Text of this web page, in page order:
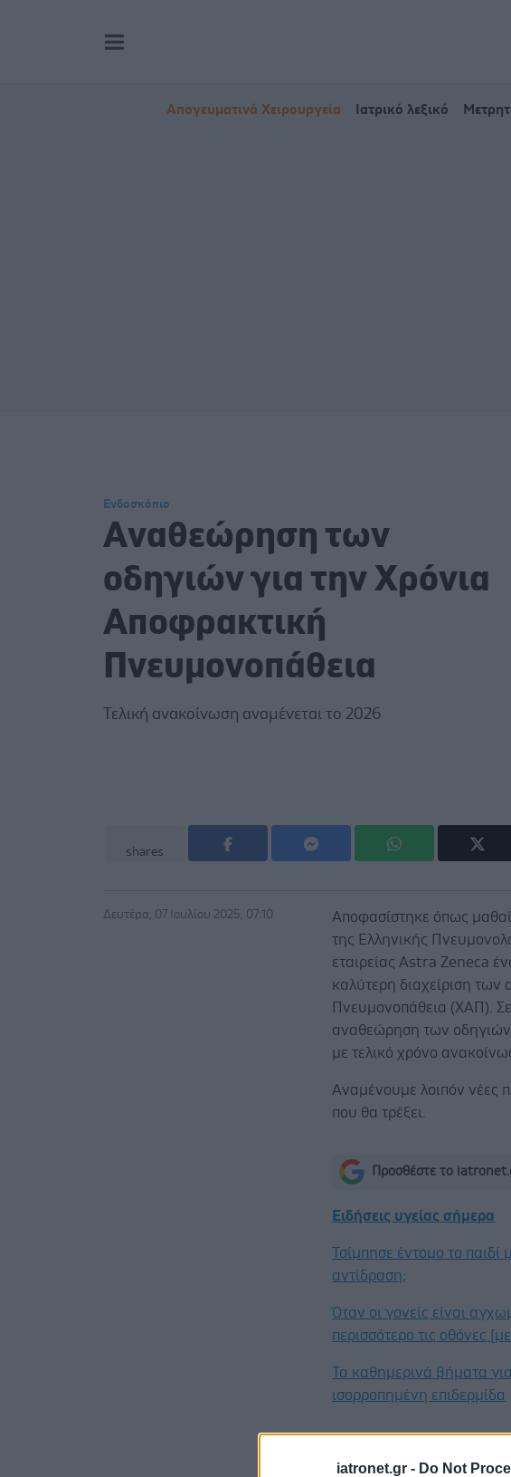
iatronet.gr - Do Not
Απογευματινά Χειρουργεία Ιατρικό λεξικό
Ενδοσκόπιο
Aναθεώρηση των
οδηγιών για την Χρόνια
Αποφρακτική
Πνευμονοπάθεια
Τελική ανακοίνωση αναμένεται το 2026
shares
Δευτέρα, 07 Ιουλίου 2025, 07:10
Αποφασίστηκε όπως
της Ελληνικής
εταιρείας Astra Zeneca
καλύτερη διαχείριση
Πνευμονοπάθεια (ΧΑΠ).
αναθεώρηση των
με τελικό χρόνο
Αναμένουμε λοιπόν νέες
που θα τρέξει.
Προσθέστε το
Ειδήσεις υγείας σήμερα
Τσίμπησε έντομο το παιδί
αντίδραση;
Όταν οι γονείς είναι
περισσότερο τις οθόνες
Τα καθημερινά βήματα
ισορροπημένη επιδερμίδα